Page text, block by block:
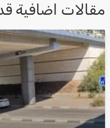
אני מאשר/ת קבלת דיוור
למדיניות הפרטיות
مقالات اضافية